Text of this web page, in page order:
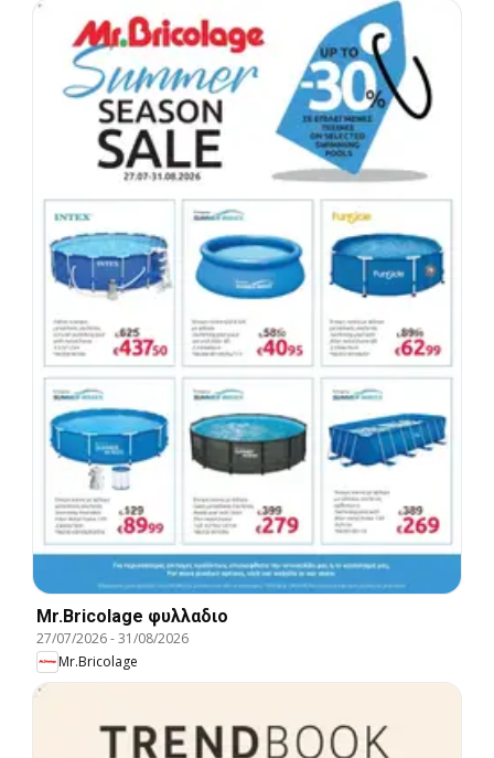
Mr.Bricolage φυλλαδιο
27/07/2026-31/08/2026
Mr.Bricolage